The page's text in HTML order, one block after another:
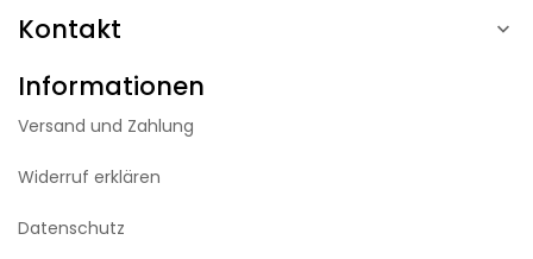
Kontakt 
Informationen
Versand und Zahlung
Widerruf erklären
Datenschutz